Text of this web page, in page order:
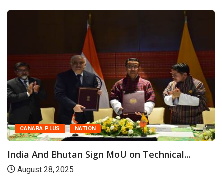
CANARA PLUS NATION
India And Bhutan Sign MoU on Technical...
August 28, 2025